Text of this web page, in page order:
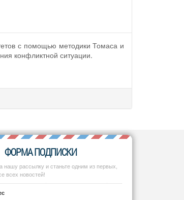
с помощью методики Томаса и
конфликтной ситуации.
ФОРМА ПОДПИСКИ
нашу рассылку и станьте одним из первых,
всех новостей!